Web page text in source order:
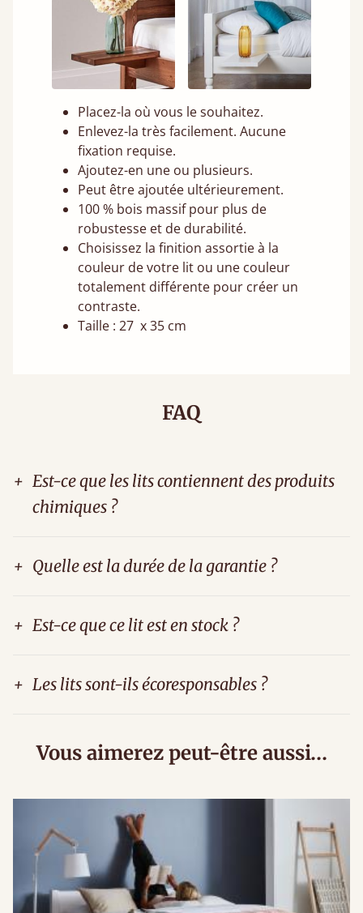
Placez-la où vous le souhaitez.
Enlevez-la très facilement. Aucune
fixation requise.
Ajoutez-en une ou plusieurs.
Peut être ajoutée ultérieurement.
100 % bois massif pour plus de
robustesse et de durabilité.
Choisissez la finition assortie à la
couleur de votre lit ou une couleur
totalement différente pour créer un
contraste.
Taille : 27 x 35 cm
FAQ
+ Est-ce que les lits contiennent des produits
chimiques ?
+ Quelle est la durée de la garantie ?
+ Est-ce que ce lit est en stock ?
+ Les lits sont-ils écoresponsables ?
Vous aimerez peut-être aussi…